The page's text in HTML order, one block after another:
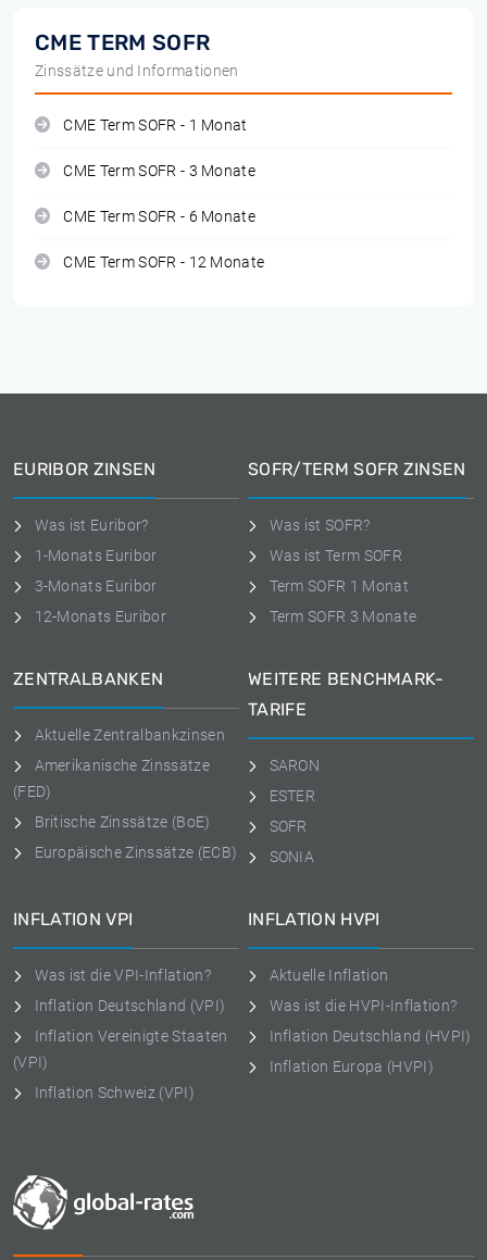
CME TERM SOFR
Zinssätze und Informationen
CME Term SOFR - 1 Monat
CME Term SOFR - 3 Monate
CME Term SOFR - 6 Monate
CME Term SOFR - 12 Monate
EURIBOR ZINSEN
Was ist Euribor?
1-Monats Euribor
3-Monats Euribor
12-Monats Euribor
SOFR/TERM SOFR ZINSEN
Was ist SOFR?
Was ist Term SOFR
Term SOFR 1 Monat
Term SOFR 3 Monate
ZENTRALBANKEN
Aktuelle Zentralbankzinsen
Amerikanische Zinssätze
(FED)
Britische Zinssätze (BoE)
Europäische Zinssätze (ECB)
WEITERE BENCHMARK-
TARIFE
SARON
ESTER
SOFR
SONIA
INFLATION VPI
Was ist die VPI-Inflation?
Inflation Deutschland (VPI)
Inflation Vereinigte Staaten
(VPI)
Inflation Schweiz (VPI)
INFLATION HVPI
Aktuelle Inflation
Was ist die HVPI-Inflation?
Inflation Deutschland (HVPI)
Inflation Europa (HVPI)